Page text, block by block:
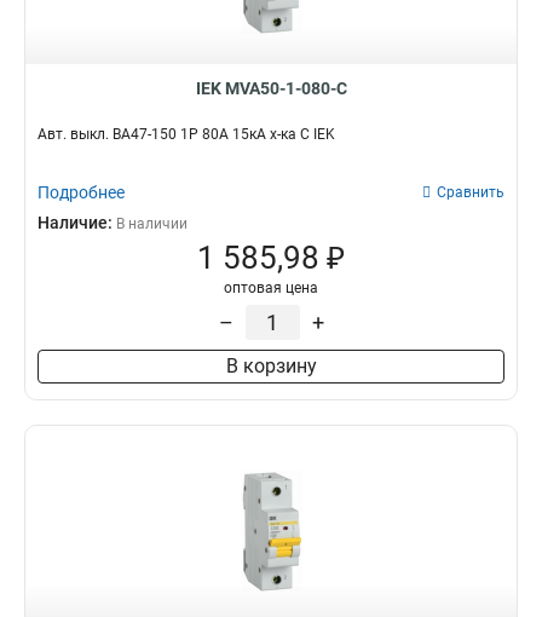
IEK MVA50-1-080-C
Авт. выкл. ВА47-150 1Р 80А 15кА х-ка C IEK
Подробнее Сравнить
Наличие: В наличии
1 585,98 ₽
оптовая цена
– +
В корзину